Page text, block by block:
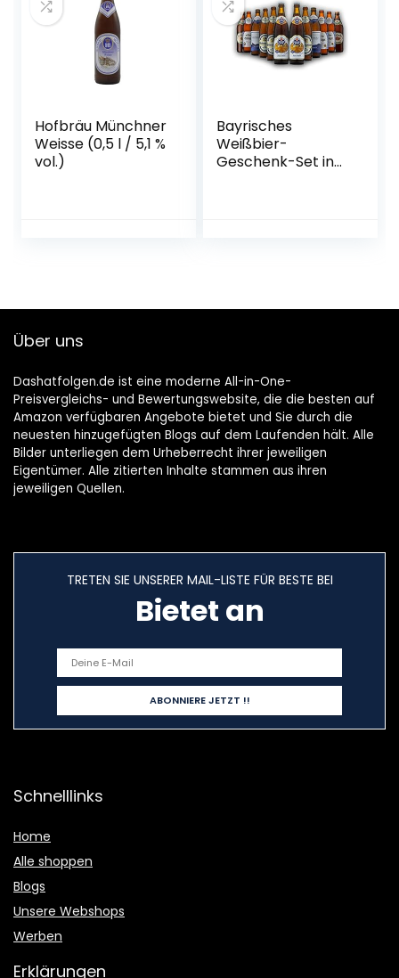
Hofbräu Münchner
Weisse (0,5 l / 5,1 %
vol.)
Bayrisches
Weißbier-
Geschenk-Set in
Über uns
Dashatfolgen.de ist eine moderne All-in-One-
Preisvergleichs- und Bewertungswebsite, die die besten auf
Amazon verfügbaren Angebote bietet und Sie durch die
neuesten hinzugefügten Blogs auf dem Laufenden hält. Alle
Bilder unterliegen dem Urheberrecht ihrer jeweiligen
Eigentümer. Alle zitierten Inhalte stammen aus ihren
jeweiligen Quellen.
TRETEN SIE UNSERER MAIL-LISTE FÜR BESTE BEI
Bietet an
Schnelllinks
Home
Alle shoppen
Blogs
Unsere Webshops
Werben
Erklärungen